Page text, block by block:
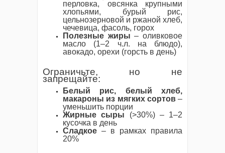
перловка, овсянка крупными
хлопьями, бурый рис,
цельнозерновой и ржаной хлеб,
чечевица, фасоль, горох
Полезные жиры – оливковое
масло (1–2 ч.л. на блюдо),
авокадо, орехи (горсть в день)
Ограничьте, но не
запрещайте:
Белый рис, белый хлеб,
макароны из мягких сортов–
уменьшить порции
Жирные сыры (>30%) – 1–2
кусочка в день
Сладкое – в рамках правила
20%